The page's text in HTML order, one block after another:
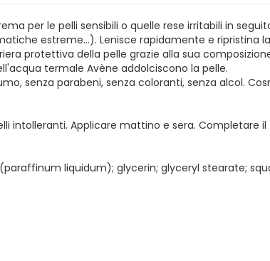
per le pelli sensibili o quelle rese irritabili in
estreme...). Lenisce rapidamente e ripristina
protettiva della pelle grazie alla sua
termale Avène addolciscono la pelle.
senza parabeni, senza coloranti, senza alcol.
intolleranti. Applicare mattino e sera.
liquidum); glycerin; glyceryl stearate;